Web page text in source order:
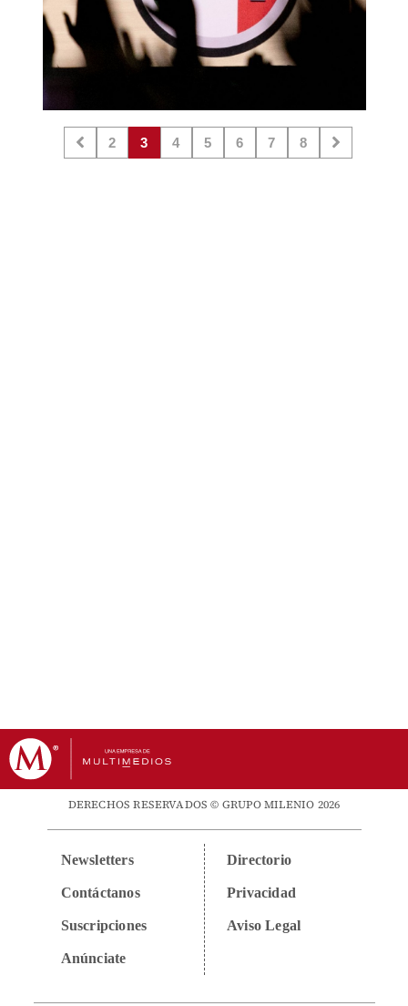
2 3 4 5 6 7 8
DERECHOS RESERVADOS © GRUPO MILENIO 2026
Newsletters
Contáctanos
Suscripciones
Anúnciate
Directorio
Privacidad
Aviso Legal